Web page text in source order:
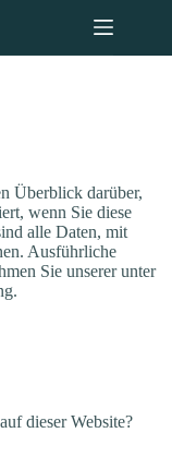
Überblick darüber,
wenn Sie diese
alle Daten, mit
Ausführliche
Sie unserer unter
dieser Website?